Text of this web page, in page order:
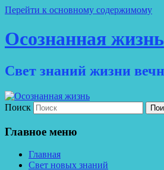
Перейти к основному содержимому
Осознанная жизнь
Свет знаний жизни
Поиск
Главное меню
Главная
Свет новых знаний